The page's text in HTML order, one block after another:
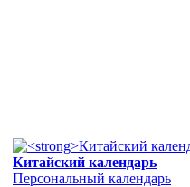
Китайский календарь
Персональный календарь